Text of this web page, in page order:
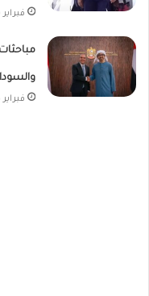
فبراير 26, 2026
فبراير 25, 2026